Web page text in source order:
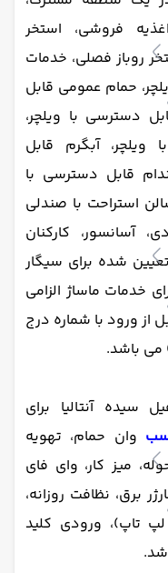
اغذیه فروشی، استخر
روباز فصلی، خدمات
حمام عمومی قابل
دسترسی با ویلچر،
آبگرم قابل
قابل دسترسی با
استراحت با صندلی
آسانسور، کارکنان
شده برای سیگار
خدمات ماساژ الزامی
از ورود با شماره درج
می باشد.
سیده آنتالیا برای
وان حمام، تهویه
میز کار، وای فای
برق، نظافت روزانه،
تاپ)، ورودی کلید